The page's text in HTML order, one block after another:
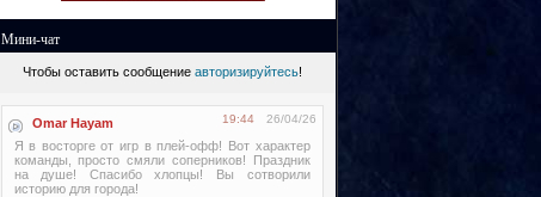
Мини-чат
Чтобы оставить сообщение авторизируйтесь!
Omar Hayam 26/04/26
19:44
Я в восторге от игр в плей-офф! Вот характер
команды, просто смяли соперников! Праздник
на душе! Спасибо хлопцы! Вы сотворили
историю для города!